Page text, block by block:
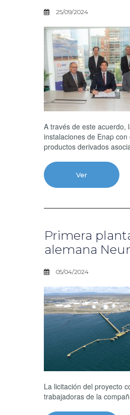
25/09/2024
A través de este acuerdo,
instalaciones de Enap
productos derivados
Ver
Primera
alemana
05/04/2024
La licitación del proyecto
trabajadoras de la